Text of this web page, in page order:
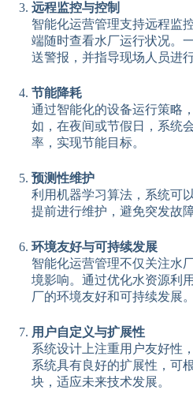
远程监控与控制
智能化运营管理支持远程监
端随时查看水厂运行状况。
送警报，并指导现场人员进
节能降耗
通过智能化的设备运行策略
如，在夜间或节假日，系统
率，实现节能目标。
预测性维护
利用机器学习算法，系统可
提前进行维护，避免突发故
环境友好与可持续发展
智能化运营管理不仅关注水
境影响。通过优化水资源利
厂的环境友好和可持续发展。
用户自定义与扩展性
系统设计上注重用户友好性
系统具有良好的扩展性，可
块，适应未来技术发展。